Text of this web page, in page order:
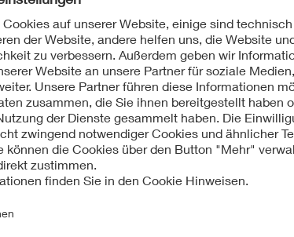
Mit unserem DKE Newsletter sind Sie immer top
fassen wir die wichtigsten Entwicklungen in der
berichten wir über aktuelle Arbeitsergebnisse,
informieren wir Sie bereits frühzeitig über